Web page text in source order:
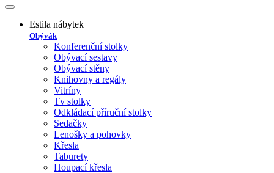
Estila nábytek
Obývák
Konferenční stolky
Obývací sestavy
Obývací stěny
Knihovny a regály
Vitríny
Tv stolky
Odkládací příruční stolky
Sedačky
Lenošky a pohovky
Křesla
Taburety
Houpací křesla